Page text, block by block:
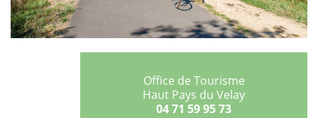
Office de Tourisme
Haut Pays du Velay
04 71 59 95 73